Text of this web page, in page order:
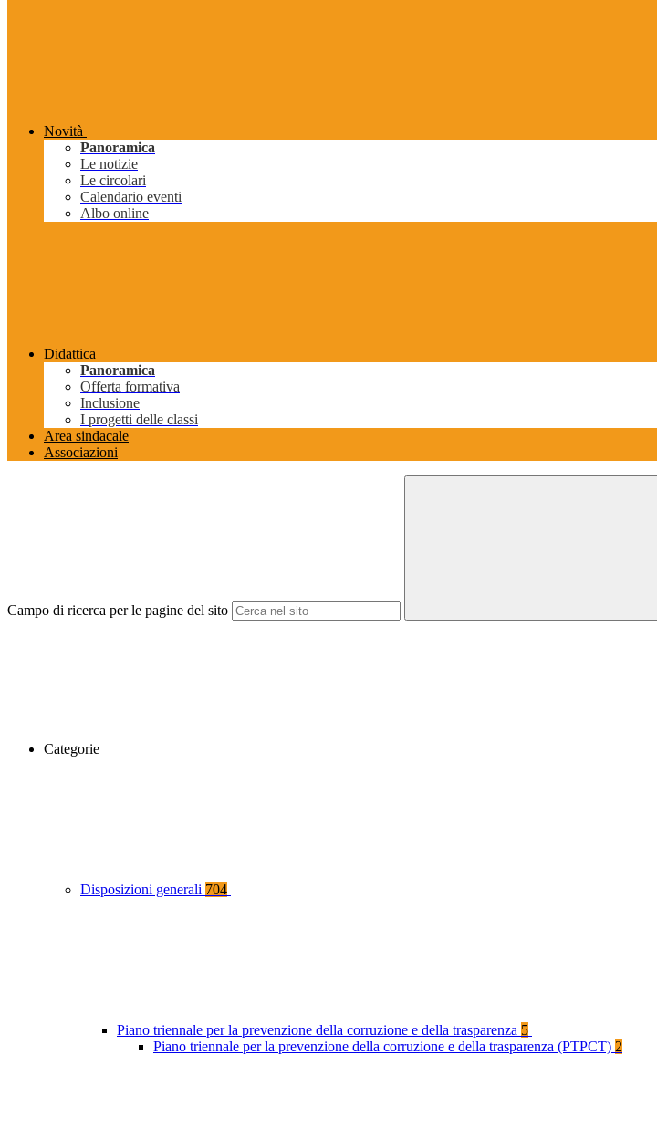
Novità
Panoramica
Le notizie
Le circolari
Calendario eventi
Albo online
Didattica
Panoramica
Offerta formativa
Inclusione
I progetti delle classi
Area sindacale
Associazioni
Campo di ricerca per le pagine del sito
Categorie
Disposizioni generali 704
Piano triennale per la prevenzione della corruzione e della trasparenza 5
Piano triennale per la prevenzione della corruzione e della trasparenza (PTPCT) 2